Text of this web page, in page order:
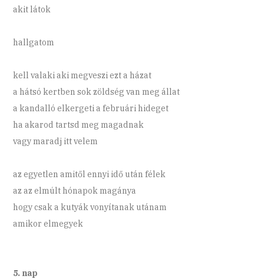
akit látok
hallgatom
kell valaki aki megveszi ezt a házat
a hátsó kertben sok zöldség van meg állat
a kandalló elkergeti a februári hideget
ha akarod tartsd meg magadnak
vagy maradj itt velem
az egyetlen amitől ennyi idő után félek
az az elmúlt hónapok magánya
hogy csak a kutyák vonyítanak utánam
amikor elmegyek
5. nap